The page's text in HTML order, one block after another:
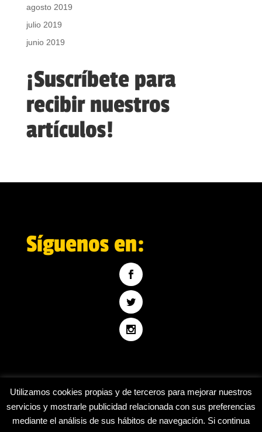
agosto 2019
julio 2019
junio 2019
¡Suscríbete para
recibir nuestros
artículos!
Síguenos en:
Utilizamos cookies propias y de terceros para mejorar nuestros
servicios y mostrarle publicidad relacionada con sus preferencias
mediante el análisis de sus hábitos de navegación. Si continua